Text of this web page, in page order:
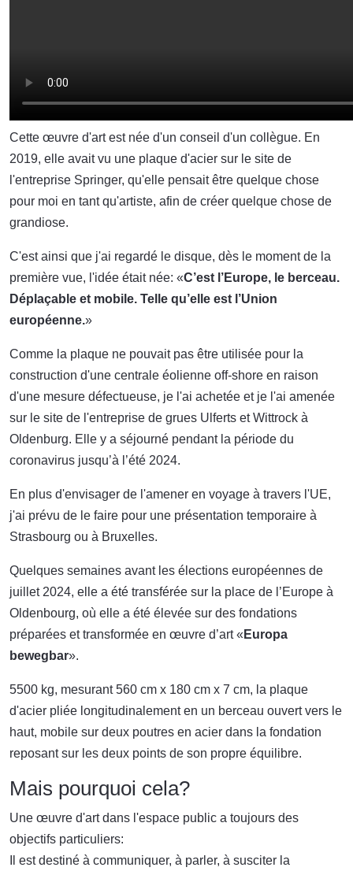
Cette œuvre d'art est née d'un conseil d'un collègue. En
2019, elle avait vu une plaque d'acier sur le site de
l'entreprise Springer, qu'elle pensait être quelque chose
pour moi en tant qu'artiste, afin de créer quelque chose de
grandiose.
C'est ainsi que j'ai regardé le disque, dès le moment de la
première vue, l'idée était née: «C’est l’Europe, le berceau.
Déplaçable et mobile. Telle qu’elle est l’Union
européenne.»
Comme la plaque ne pouvait pas être utilisée pour la
construction d'une centrale éolienne off-shore en raison
d'une mesure défectueuse, je l'ai achetée et je l'ai amenée
sur le site de l'entreprise de grues Ulferts et Wittrock à
Oldenburg. Elle y a séjourné pendant la période du
coronavirus jusqu’à l’été 2024.
En plus d'envisager de l'amener en voyage à travers l'UE,
j'ai prévu de le faire pour une présentation temporaire à
Strasbourg ou à Bruxelles.
Quelques semaines avant les élections européennes de
juillet 2024, elle a été transférée sur la place de l’Europe à
Oldenbourg, où elle a été élevée sur des fondations
préparées et transformée en œuvre d’art « Europa
bewegbar».
5500 kg, mesurant 560 cm x 180 cm x 7 cm, la plaque
d'acier pliée longitudinalement en un berceau ouvert vers le
haut, mobile sur deux poutres en acier dans la fondation
reposant sur les deux points de son propre équilibre.
Mais pourquoi cela?
Une œuvre d'art dans l'espace public a toujours des
objectifs particuliers:
Il est destiné à communiquer, à parler, à susciter la